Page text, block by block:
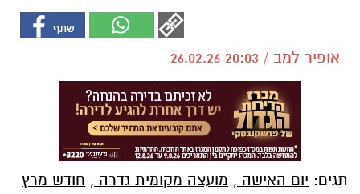
אופיר למב / 20:03 26.02.26
תגים: יום האישה , מועצה מקומית גדרה , חודש מרץ